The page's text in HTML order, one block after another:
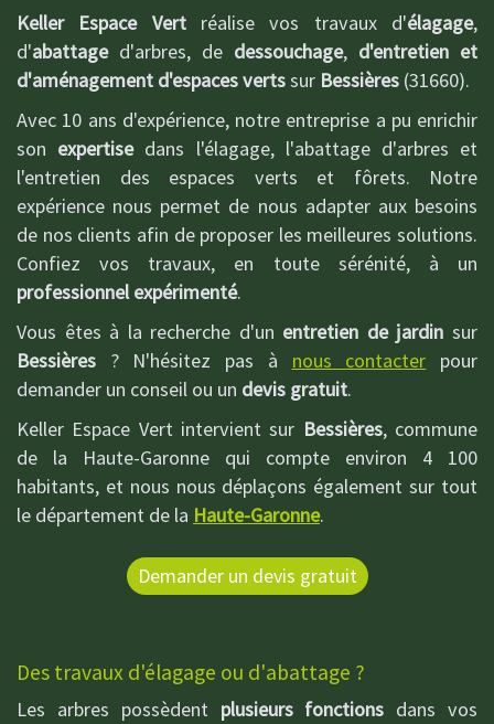
Keller Espace Vertréalise vos travaux d'élagage,
d'abattaged'arbres, de dessouchage, d'entretien et
d'aménagement d'espaces vertssur Bessières (31660).
Avec 10 ans d'expérience, notre entreprise a pu enrichir
son expertisedans l'élagage, l'abattage d'arbres et
l'entretien des espaces verts et fôrets. Notre
expérience nous permet de nous adapter aux besoins
de nos clients afin de proposer les meilleures solutions.
Confiez vos travaux, en toute sérénité, à un
professionnel expérimenté.
Vous êtes à la recherche d'un entretien de jardin sur
Bessières ? N'hésitez pas à nous contacter pour
demander un conseil ou un devis gratuit.
Keller Espace Vert intervient sur Bessières, commune
de la Haute-Garonne qui compte environ 4 100
habitants, et nous nous déplaçons également sur tout
le département de la Haute-Garonne.
Demander un devis gratuit
Des travaux d'élagage ou d'abattage ?
Les arbres possèdent plusieurs fonctions dans vos